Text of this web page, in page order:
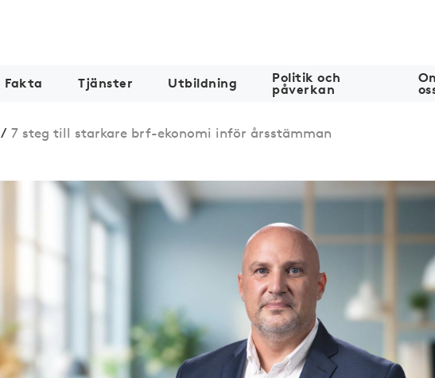
Fakta Tjänster Utbildning Politik och
påverkan
/ 7 steg till starkare brf-ekonomi inför årsstämman